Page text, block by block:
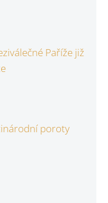
Paříže již
poroty